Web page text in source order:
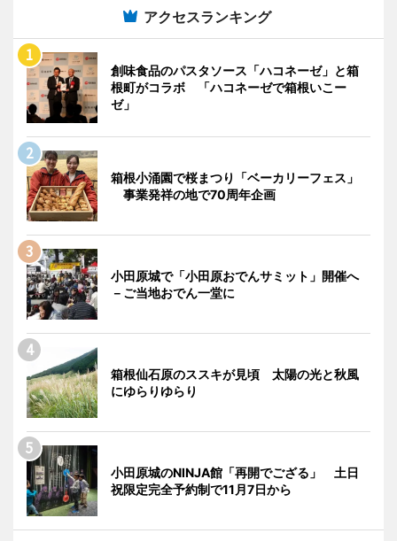
アクセスランキング
創味食品のパスタソース「ハコネーゼ」と箱
根町がコラボ 「ハコネーゼで箱根いこー
ゼ」
箱根小涌園で桜まつり「ベーカリーフェス」
事業発祥の地で70周年企画
小田原城で「小田原おでんサミット」開催へ
－ご当地おでん一堂に
箱根仙石原のススキが見頃 太陽の光と秋風
にゆらりゆらり
小田原城のNINJA館「再開でござる」 土日
祝限定完全予約制で11月7日から